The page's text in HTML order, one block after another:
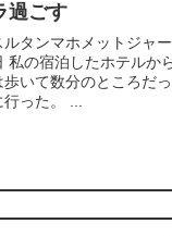
過ごす
タンマホメットジャーミィ
ジャーミィ、地下宮殿
歩いて数分のところだ
行った。 ...